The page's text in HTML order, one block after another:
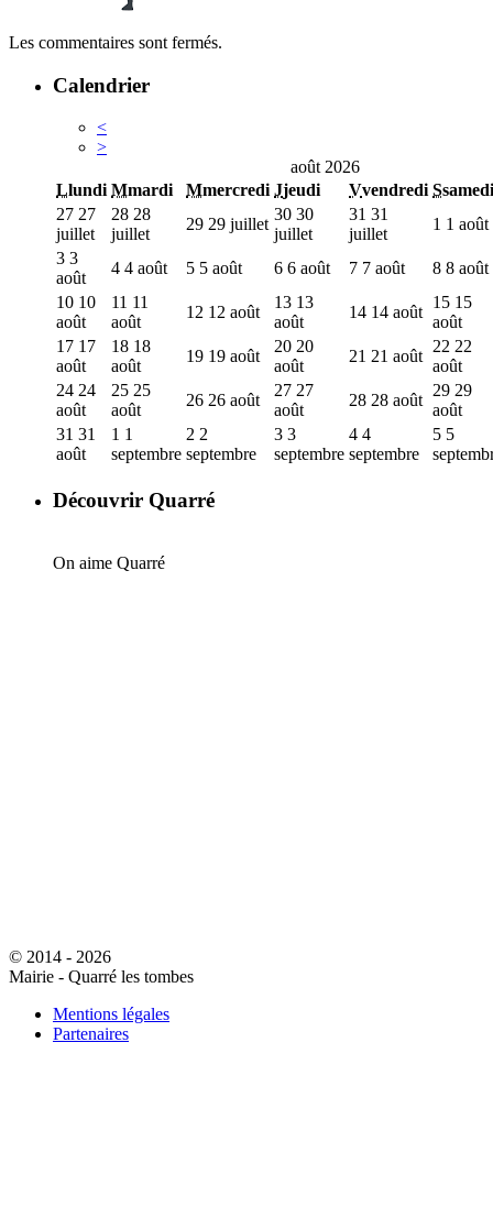
Les commentaires sont fermés.
Calendrier
<
>
août 2026
Llundi Mmardi Mmercredi Jjeudi Vvendredi Ssamedi
27 27
juillet
28 28
juillet
29 29 juillet
30 30
juillet
31 31
juillet
1 1 août
3 3
août
4 4 août 5 5 août 6 6 août 7 7 août 8 8 août
10 10
août
11 11
août
12 12 août
13 13
août
14 14 août
15 15
août
17 17
août
18 18
août
19 19 août
20 20
août
21 21 août
22 22
août
24 24
août
25 25
août
26 26 août
27 27
août
28 28 août
29 29
août
31 31
août
1 1
septembre
2 2
septembre
3 3
septembre
4 4
septembre
5 5
Découvrir Quarré
On aime Quarré
© 2014 - 2026
Mairie - Quarré les tombes
Mentions légales
Partenaires